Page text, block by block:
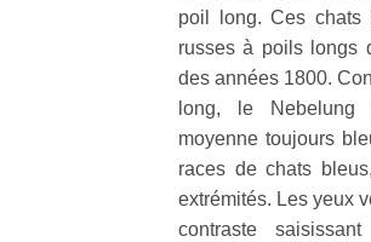
poil long. Ces chats
russes à poils longs
des années 1800.
long, le
moyenne toujours
races de chats
extrémités. Les yeux
contraste